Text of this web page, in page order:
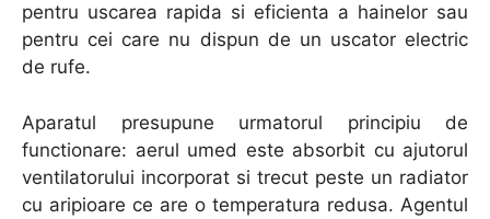
pentru uscarea rapida si eficienta a hainelor sau
pentru cei care nu dispun de un uscator electric
de rufe.
Aparatul presupune urmatorul principiu de
functionare: aerul umed este absorbit cu ajutorul
ventilatorului incorporat si trecut peste un radiator
cu aripioare ce are o temperatura redusa. Agentul